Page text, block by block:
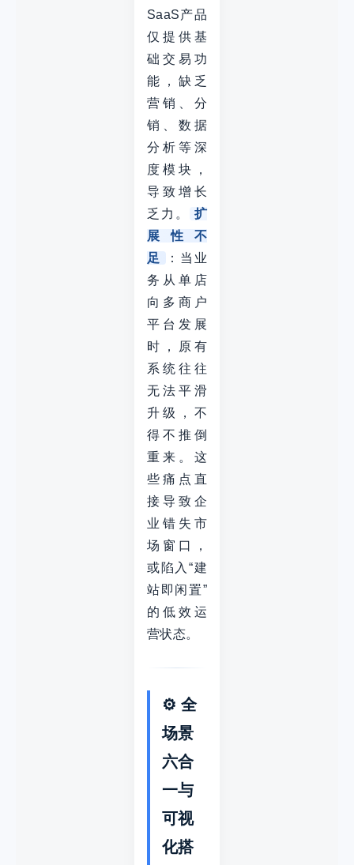
SaaS产品
仅提供基
础交易功
能，缺乏
营销、分
销、数据
分析等深
度模块，
导致增长
乏力。
扩
展性不
足
：当业
务从单店
向多商户
平台发展
时，原有
系统往往
无法平滑
升级，不
得不推倒
重来。这
些痛点直
接导致企
业错失市
场窗口，
或陷入“建
站即闲置”
的低效运
营状态。
⚙️ 全
场景
六合
一与
可视
化搭